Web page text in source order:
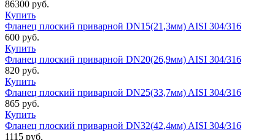
86300 руб.
Купить
Фланец плоский приварной DN15(21,3мм) AISI 304/316
600 руб.
Купить
Фланец плоский приварной DN20(26,9мм) AISI 304/316
820 руб.
Купить
Фланец плоский приварной DN25(33,7мм) AISI 304/316
865 руб.
Купить
Фланец плоский приварной DN32(42,4мм) AISI 304/316
1115 руб.